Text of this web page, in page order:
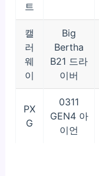
트
캘
러
웨
이
Big
Bertha
B21 드라
이버
PX
G
0311
GEN4 아
이언